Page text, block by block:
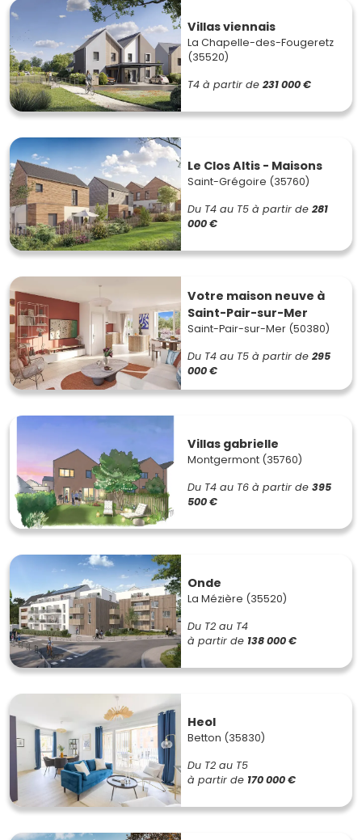
Villas viennais
La Chapelle-des-Fougeretz
(35520)
T4 à partir de 231 000 €
Le Clos Altis - Maisons
Saint-Grégoire (35760)
Du T4 au T5 à partir de 281
000 €
Votre maison neuve à
Saint-Pair-sur-Mer
Saint-Pair-sur-Mer (50380)
Du T4 au T5 à partir de 295
000 €
Villas gabrielle
Montgermont (35760)
Du T4 au T6 à partir de 395
500 €
Onde
La Mézière (35520)
Du T2 au T4
à partir de 138 000 €
Heol
Betton (35830)
Du T2 au T5
à partir de 170 000 €